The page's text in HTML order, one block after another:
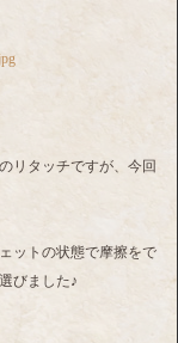
リタッチですが、今回
ットの状態で摩擦をで
びました♪